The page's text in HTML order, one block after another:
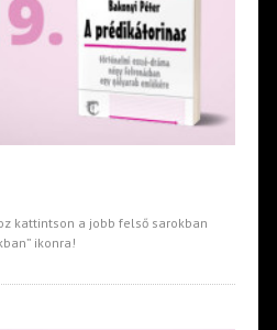
kattintson a jobb felső sarokban
ikonra!